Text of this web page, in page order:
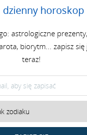
dzienny horoskop
astrologiczne prezenty,
biorytm... zapisz się
teraz!